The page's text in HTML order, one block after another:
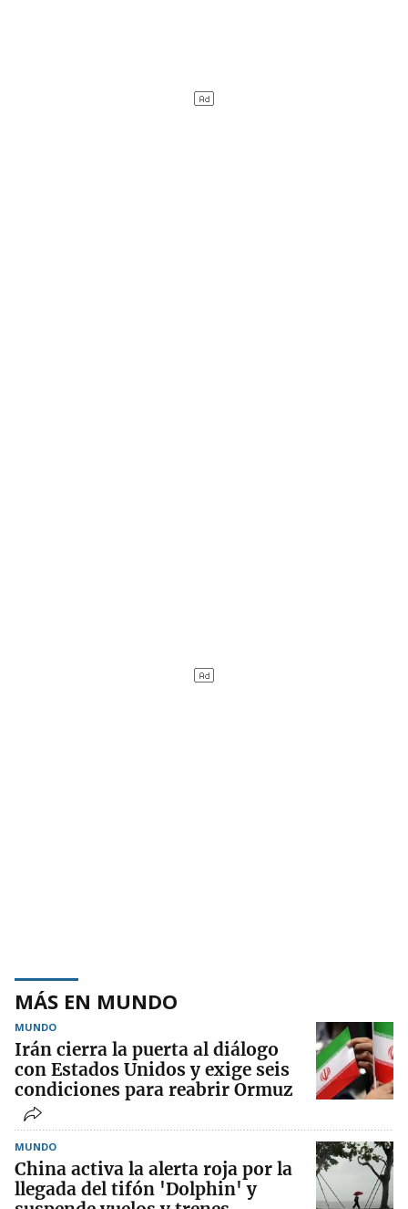
MÁS EN MUNDO
MUNDO
Irán cierra la puerta al diálogo
con Estados Unidos y exige seis
condiciones para reabrir Ormuz
MUNDO
China activa la alerta roja por la
llegada del tifón 'Dolphin' y